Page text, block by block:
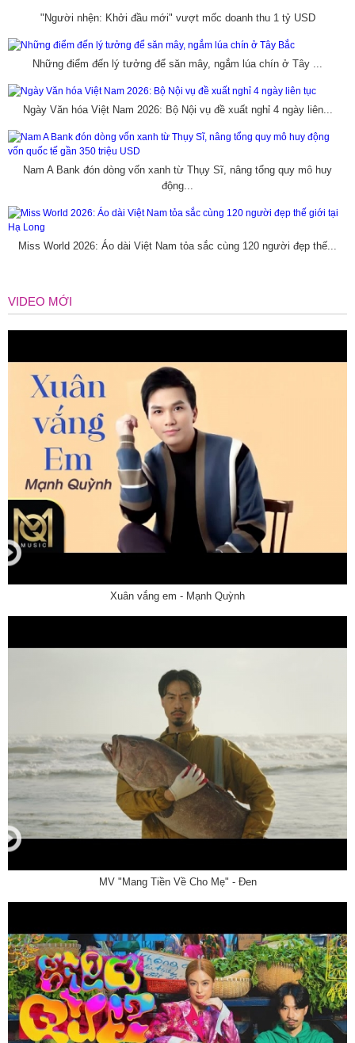
"Người nhện: Khởi đầu mới" vượt mốc doanh thu 1 tỷ USD
Những điểm đến lý tưởng để săn mây, ngắm lúa chín ở Tây ...
Ngày Văn hóa Việt Nam 2026: Bộ Nội vụ đề xuất nghỉ 4 ngày liên...
Nam A Bank đón dòng vốn xanh từ Thụy Sĩ, nâng tổng quy mô huy
động...
Miss World 2026: Áo dài Việt Nam tỏa sắc cùng 120 người đẹp thế...
VIDEO MỚI
Xuân vắng em - Mạnh Quỳnh
MV "Mang Tiền Về Cho Mẹ" - Đen